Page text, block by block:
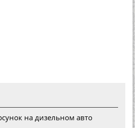
на дизельном авто